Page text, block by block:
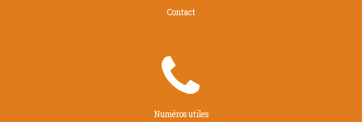
Contact

Numéros utiles